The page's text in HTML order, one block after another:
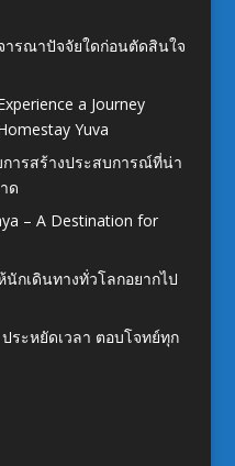
รณาปัจจัยใดก่อนตัดสินใจ
a Journey
Yuva
ารสร้างประสบการณ์ที่น่า
ด
– A Destination for
กเดินทางทั่วโลกอยากไป
ระหยัดเวลา ตอบโจทย์ทุก